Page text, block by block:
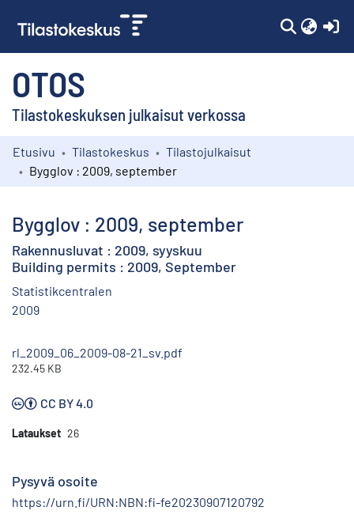
OTOS
Tilastokeskuksen julkaisut verkossa
Kokoelmat
Etusivu Tilastokeskus
Tilastojulkaisut
Bygglov : 2009, september
Bygglov : 2009, september
Rakennusluvat : 2009, syyskuu
Building permits : 2009, September
Statistikcentralen
2009
rl_2009_06_2009-08-21_sv.pdf
232.45 KB
CC BY 4.0
Lataukset 26
Pysyvä osoite
https://urn.fi/URN:NBN:fi-fe20230907120792